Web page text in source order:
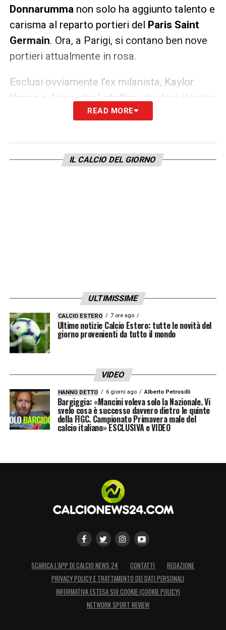
Donnarumma non solo ha aggiunto talento e
carisma al reparto portieri del Paris Saint
Germain. Ora, a Parigi, si contano ben nove
portieri attualmente in rosa.
Esclusi ovviamente l’ex milanista, Kaylor
Navas
e Alexandre Letellier
, che farà il terzo
portieri, ci sono ben sei estremi difensori che
all’inizio della stagione. Parliamo di Sergio
Rico, AlphonseAreola,quelli con più
READ MORE
IL CALCIO DEL GIORNO
ULTIMISSIME
CALCIO ESTERO 7 ore ago
Ultime notizie Calcio Estero: tutte le novità del
giorno provenienti da tutto il mondo
VIDEO
HANNO DETTO 6 giorni ago Alberto Petrosilli
Bargiggia: «Mancini voleva solo la Nazionale. Vi
svelo cosa è successo davvero dietro le quinte
della FIGC. Campionato Primavera male del
calcio italiano» ESCLUSIVA e VIDEO
SCARICA L’APP DI CALCIO NEWS 24 CONTATTI
REDAZIONE
PRIVACY POLICY E TRATTAMENTO DEI DATI PERSONALI
INFORMATIVA ESTESA SUI COOKIE (COOKIE POLICY)
NETWORK SPORT REVIEW